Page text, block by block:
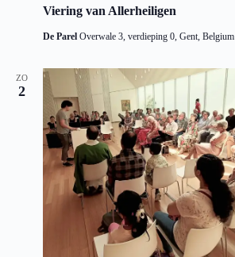
Viering van Allerheiligen
De Parel Overwale 3, verdieping 0, Gent, Belgium
ZO
2